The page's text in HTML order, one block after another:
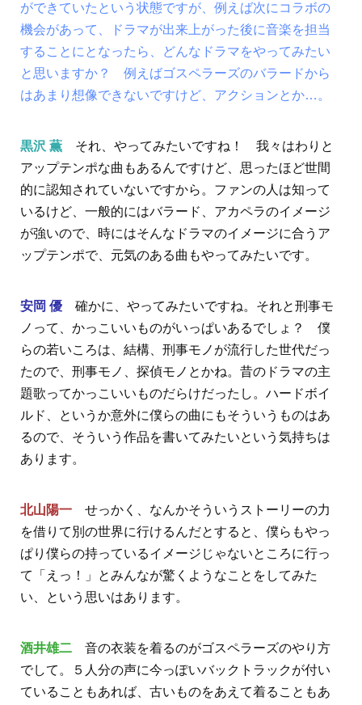
ができていたという状態ですが、例えば次にコラボの
機会があって、ドラマが出来上がった後に音楽を担当
することにとなったら、どんなドラマをやってみたい
と思いますか？ 例えばゴスペラーズのバラードから
はあまり想像できないですけど、アクションとか…。
黒沢 薫 それ、やってみたいですね！ 我々はわりと
アップテンポな曲もあるんですけど、思ったほど世間
的に認知されていないですから。ファンの人は知って
いるけど、一般的にはバラード、アカペラのイメージ
が強いので、時にはそんなドラマのイメージに合うア
ップテンポで、元気のある曲もやってみたいです。
安岡 優 確かに、やってみたいですね。それと刑事モ
ノって、かっこいいものがいっぱいあるでしょ？ 僕
らの若いころは、結構、刑事モノが流行した世代だっ
たので、刑事モノ、探偵モノとかね。昔のドラマの主
題歌ってかっこいいものだらけだったし。ハードボイ
ルド、というか意外に僕らの曲にもそういうものはあ
るので、そういう作品を書いてみたいという気持ちは
あります。
北山陽一 せっかく、なんかそういうストーリーの力
を借りて別の世界に行けるんだとすると、僕らもやっ
ぱり僕らの持っているイメージじゃないところに行っ
て「えっ！」とみんなが驚くようなことをしてみた
い、という思いはあります。
酒井雄二 音の衣装を着るのがゴスペラーズのやり方
でして。５人分の声に今っぽいバックトラックが付い
ていることもあれば、古いものをあえて着ることもあ